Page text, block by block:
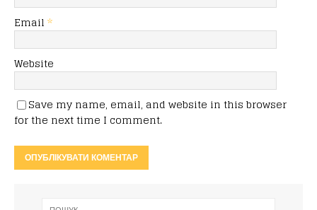
Email *
Website
Save my name, email, and website in this browser
for the next time I comment.